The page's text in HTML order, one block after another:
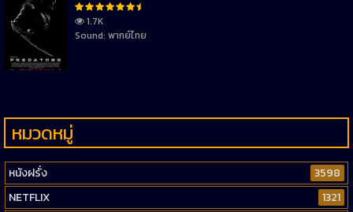
1.7K
Sound: พากย์ไทย
หมวดหมู่
หนังฝรั่ง
3598
NETFLIX
1321